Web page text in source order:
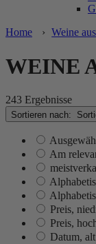
Home
› Weine
WEINE
243 Ergebnisse
Sortieren nach:
Am
Preis,
Preis,
Datum,